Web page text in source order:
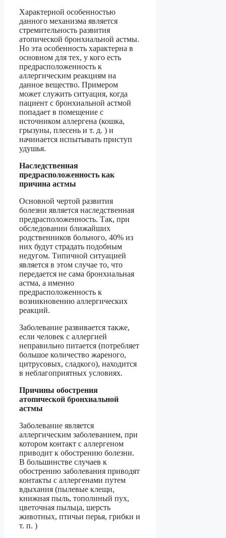
Характерной особенностью
данного механизма является
стремительность развития
атопической бронхиальной астмы.
Но эта особенность характерна в
основном для тех, у кого есть
предрасположенность к
аллергическим реакциям на
данное вещество. Примером
может служить ситуация, когда
пациент с бронхиальной астмой
попадает в помещение с
источником аллергена (кошка,
грызуны, плесень и т. д. ) и
начинается испытывать приступ
удушья.
Наследственная
предрасположенность как
причина астмы
Основной чертой развития
болезни является наследственная
предрасположенность. Так, при
обследовании ближайших
родственников больного, 40% из
них будут страдать подобным
недугом. Типичной ситуацией
является в этом случае то, что
передается не сама бронхиальная
астма, а именно
предрасположенность к
возникновению аллергических
реакций.
Заболевание развивается также,
если человек с аллергией
неправильно питается (потребляет
большое количество жареного,
цитрусовых, сладкого), находится
в неблагоприятных условиях.
Причины обострения
атопической бронхиальной
астмы
Заболевание является
аллергическим заболеванием, при
котором контакт с аллергеном
приводит к обострению болезни.
В большинстве случаев к
обострению заболевания приводят
контакты с аллергенами путем
вдыхания (пылевые клещи,
книжная пыль, тополиный пух,
цветочная пыльца, шерсть
животных, птичьи перья, грибки и
т. п. )